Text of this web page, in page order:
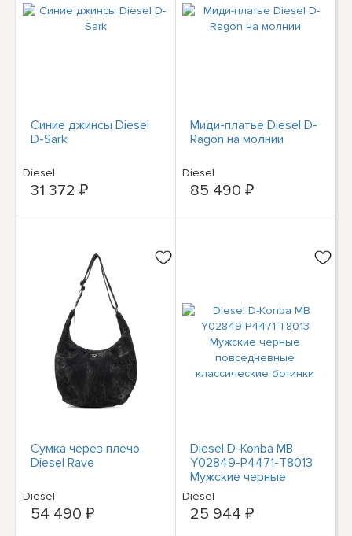
Синие джинсы Diesel
D-Sark
Diesel
31 372 ₽
Миди-платье Diesel D-
Ragon на молнии
Diesel
85 490 ₽
Сумка через плечо
Diesel Rave
Diesel
54 490 ₽
Diesel D-Konba MB
Y02849-P4471-T8013
Мужские черные
повседневные
классические ботинки
Diesel
25 944 ₽